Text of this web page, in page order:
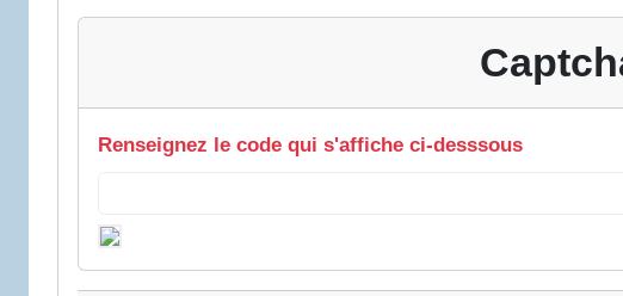
Renseignez le code qui s'affiche ci-desssous